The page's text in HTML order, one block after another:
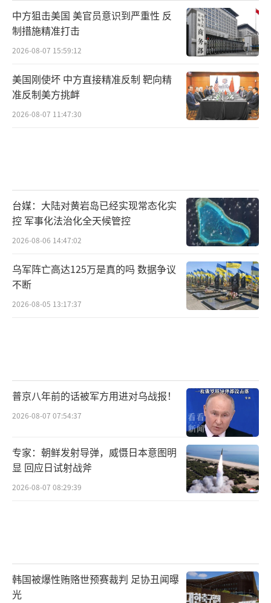
中方狙击美国 美官员意识到严重性 反
制措施精准打击
2026-08-07 15:59:12
美国刚使坏 中方直接精准反制 靶向精
准反制美方挑衅
2026-08-07 11:47:30
台媒：大陆对黄岩岛已经实现常态化实
控 军事化法治化全天候管控
2026-08-06 14:47:02
乌军阵亡高达125万是真的吗 数据争议
不断
2026-08-05 13:17:37
普京八年前的话被军方用进对乌战报！
2026-08-07 07:54:37
专家：朝鲜发射导弹，威慑日本意图明
显 回应日试射战斧
2026-08-07 08:29:39
韩国被爆性贿赂世预赛裁判 足协丑闻曝
光